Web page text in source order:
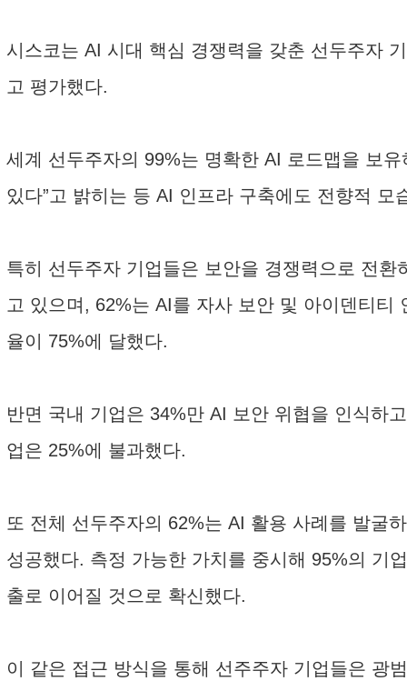
시스코는 AI 시대 핵심 경쟁력을 갖춘 선두주자
고 평가했다.
세계 선두주자의 99%는 명확한 AI 로드맵을 보
있다”고 밝히는 등 AI 인프라 구축에도 전향적
특히 선두주자 기업들은 보안을 경쟁력으로 전
고 있으며, 62%는 AI를 자사 보안 및 아이덴티
율이 75%에 달했다.
반면 국내 기업은 34%만 AI 보안 위협을 인식하
업은 25%에 불과했다.
또 전체 선두주자의 62%는 AI 활용 사례를 발굴
성공했다. 측정 가능한 가치를 중시해 95%의 기
출로 이어질 것으로 확신했다.
이 같은 접근 방식을 통해 선주주자 기업들은 광